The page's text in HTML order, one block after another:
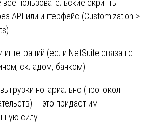
все пользовательские скрипты
API или интерфейс (Customization >
интеграций (если NetSuite связан с
складом, банком).
нотариально (протокол
— это придаст им
силу.